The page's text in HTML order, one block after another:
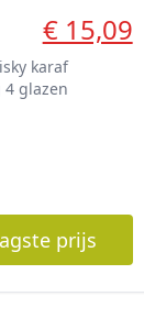
€ 15,09
karaf
4 glazen
prijs